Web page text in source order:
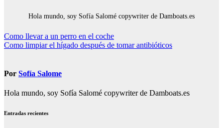
Hola mundo, soy Sofía Salomé copywriter de Damboats.es
Navegación
de
Como llevar a un perro en el coche
Como limpiar el hígado después de tomar antibióticos
Por Sofía Salome
Hola mundo, soy Sofía Salomé copywriter de Damboats.es
Entradas recientes